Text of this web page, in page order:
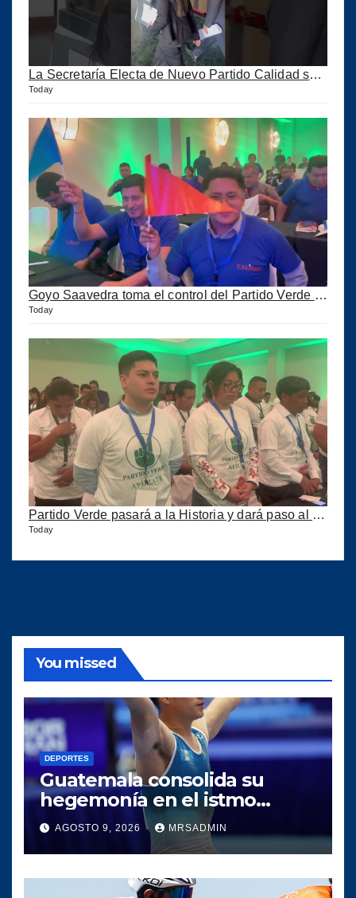
La Secretaría Electa de Nuevo Partido Calidad sale huyendo de la Prensa
Today
Today
Partido Verde pasará a la Historia y dará paso al Partido Calidad
Today
You missed
DEPORTES
Guatemala consolida su
hegemonía en el istmo
centroamericano tras una
histórica participación en los
Juegos Centroamericanos y
del Caribe 2026
AGOSTO 9, 2026 MRSADMIN